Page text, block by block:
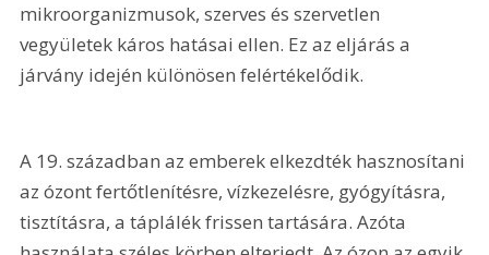
mikroorganizmusok, szerves és szervetlen
vegyületek káros hatásai ellen. Ez az eljárás a
járvány idején különösen felértékelődik.
A 19. században az emberek elkezdték hasznosítani
az ózont fertőtlenítésre, vízkezelésre, gyógyításra,
tisztításra, a táplálék frissen tartására. Azóta